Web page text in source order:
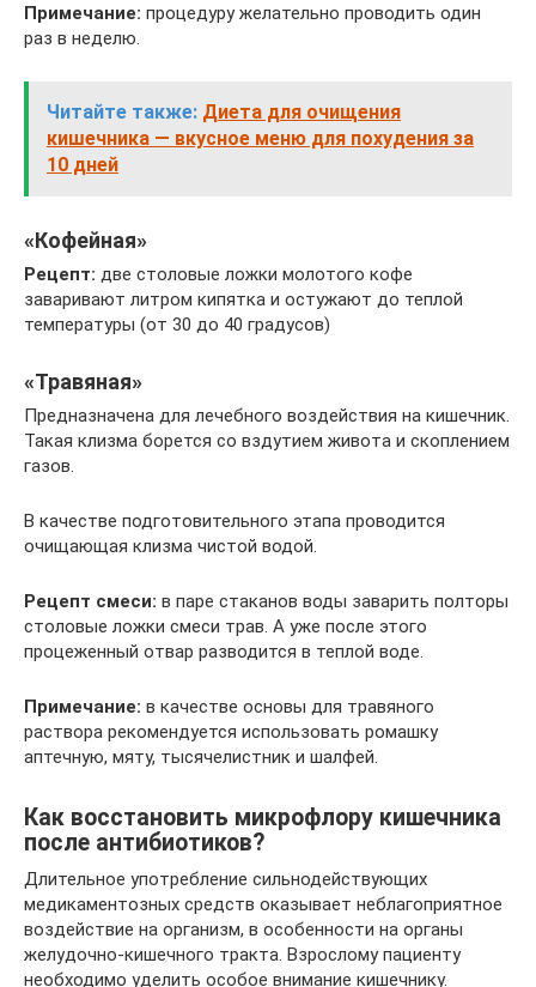
Примечание: процедуру желательно проводить один
раз в неделю.
Читайте также: Диета для очищения
кишечника — вкусное меню для похудения за
10 дней
«Кофейная»
Рецепт: две столовые ложки молотого кофе
заваривают литром кипятка и остужают до теплой
температуры (от 30 до 40 градусов)
«Травяная»
Предназначена для лечебного воздействия на кишечник.
Такая клизма борется со вздутием живота и скоплением
газов.
В качестве подготовительного этапа проводится
очищающая клизма чистой водой.
Рецепт смеси: в паре стаканов воды заварить полторы
столовые ложки смеси трав. А уже после этого
процеженный отвар разводится в теплой воде.
Примечание: в качестве основы для травяного
раствора рекомендуется использовать ромашку
аптечную, мяту, тысячелистник и шалфей.
Как восстановить микрофлору кишечника
после антибиотиков?
Длительное употребление сильнодействующих
медикаментозных средств оказывает неблагоприятное
воздействие на организм, в особенности на органы
желудочно-кишечного тракта. Взрослому пациенту
необходимо уделить особое внимание кишечнику.